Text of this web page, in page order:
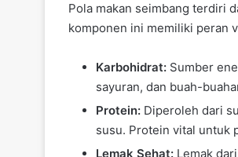
Pola makan seimbang terdiri
komponen ini memiliki peran
Karbohidrat: Sumber
sayuran, dan buah-
Protein: Diperoleh dari
susu. Protein vital untuk
Lemak Sehat: Lemak